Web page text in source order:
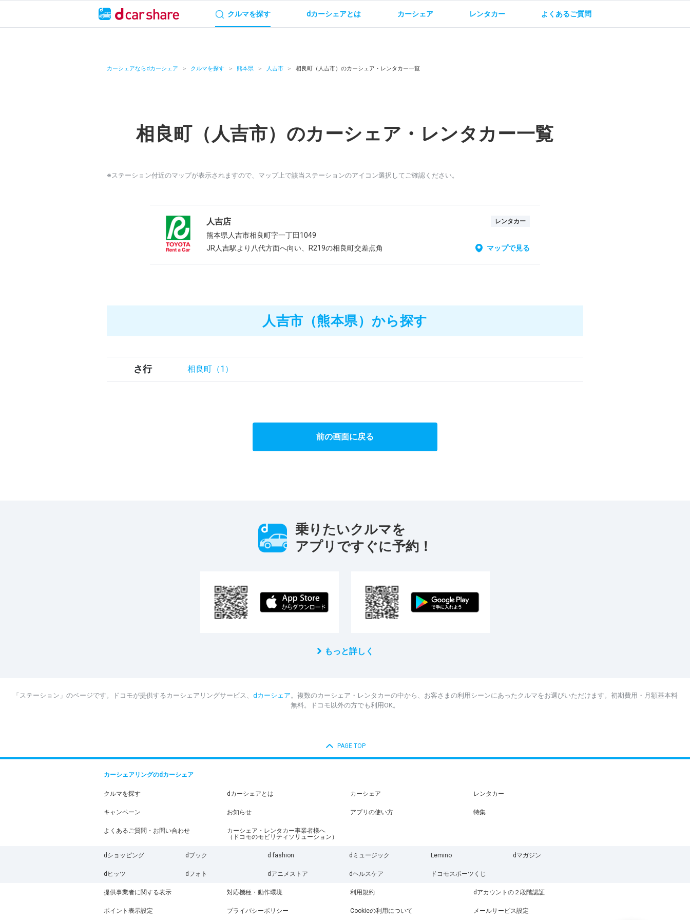
クルマを探す dカーシェアとは カーシェア レンタカー よくあるご質問
カーシェアならdカーシェア クルマを探す 熊本県 人吉市 相良町（人吉市）のカーシェア・レンタカー一覧
相良町（人吉市）のカーシェア・レンタカー一覧
※ステーション付近のマップが表示されますので、マップ上で該当ステーションのアイコン選択してご確認ください。
人吉店 レンタカー
熊本県人吉市相良町字一丁田1049
JR人吉駅より八代方面へ向い、R219の相良町交差点角
マップで見る
人吉市（熊本県）から探す
さ行 相良町（1）
前の画面に戻る
乗りたいクルマを
アプリですぐに予約！
もっと詳しく
「ステーション」のページです。ドコモが提供するカーシェアリングサービス、 dカーシェア。複数のカーシェア・レンタカーの中から、お客さまの利用シーンにあったクルマをお選びいただけます。初期費用・月額基本料
無料。ドコモ以外の方でも利用OK。
PAGE TOP
カーシェアリングのdカーシェア
クルマを探す dカーシェアとは カーシェア レンタカー
キャンペーン お知らせ アプリの使い方 特集
よくあるご質問・お問い合わせ
カーシェア・レンタカー事業者様へ
（ドコモのモビリティソリューション）
dショッピング dブック d fashion dミュージック Lemino dマガジン
dヒッツ dフォト dアニメストア dヘルスケア ドコモスポーツくじ
提供事業者に関する表示 対応機種・動作環境 利用規約 dアカウントの２段階認証
ポイント表示設定 プライバシーポリシー Cookieの利用について メールサービス設定
よくあるご質問・お問い合わせ